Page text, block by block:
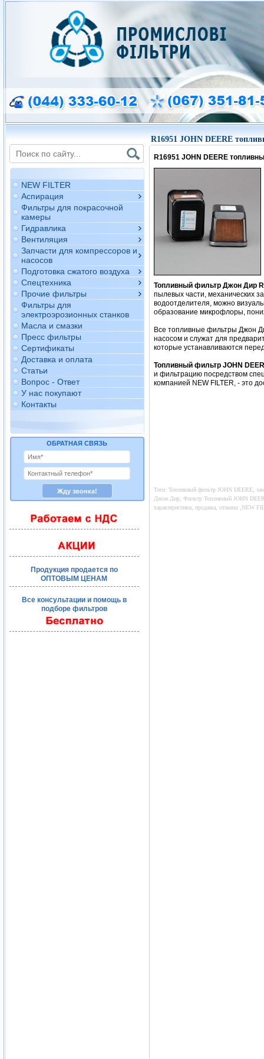
NEW FILTER
Аспирация
Фильтры для покрасочной
камеры
Гидравлика
Вентиляция
Запчасти для компрессоров и
насосов
Подготовка сжатого воздуха
Спецтехника
Прочие фильтры
Фильтры для
электроэрозионных станков
Масла и смазки
Пресс фильтры
Сертификаты
Доставка и оплата
Статьи
Вопрос - Ответ
У нас покупают
Контакты
ОБРАТНАЯ СВЯЗЬ
Продукция продается по
ОПТОВЫМ ЦЕНАМ
Все консультации и помощь в
подборе фильтров
R16951 JOHN DEERE
R16951 JOHN DEERE
Топливный фильтр Джон Дир
пылевых части, механических
водоотделителя, можно
образование микрофлоры,
Все топливные фильтры Джон
насосом и служат для
которые устанавливаются
Топливный фильтр JOHN
и фильтрацию посредством
компанией NEW FILTER, - это
Теги: Топливный фильтр JOHN DEERE,
Джон Дир, Фильтр Топливный JOHN
характеристики, продажа, отзывы